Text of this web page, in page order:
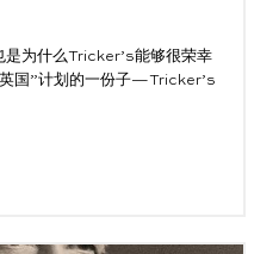
是为什么Tricker’s能够很荣幸
国”计划的一份子—Tricker’s